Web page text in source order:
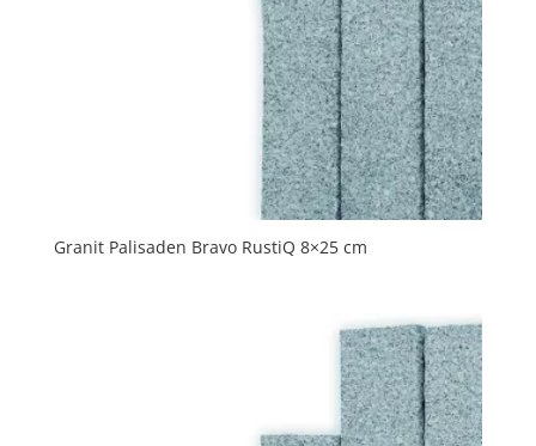
Granit Palisaden Bravo RustiQ 8×25 cm